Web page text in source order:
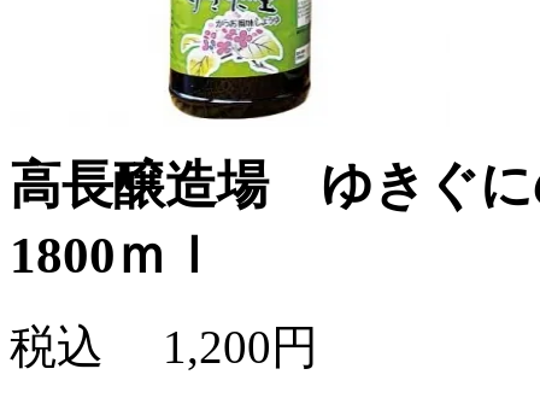
高長醸造場 ゆきぐ
1800ｍｌ
税込 1,200円